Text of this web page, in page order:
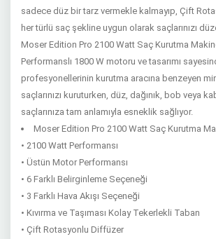
sadece düz bir tarz vermekle kalmayıp, Çift
her türlü saç şekline uygun olarak saçlarınızı
Moser Edition Pro 2100 Watt Saç Kurutma
Performanslı 1800 W motoru ve tasarımı
profesyonellerinin kurutma aracına benzeyen
saçlarınızı kuruturken, düz, dağınık, bob veya
saçlarınıza tam anlamıyla esneklik sağlıyor.
Moser Edition Pro 2100 Watt Saç Kurutma
• 2100 Watt Performansı
• Üstün Motor Performansı
• 6 Farklı Belirginleme Seçeneği
• 3 Farklı Hava Akışı Seçeneği
• Kıvırma ve Taşıması Kolay Tekerlekli Taban
• Çift Rotasyonlu Diffüzer